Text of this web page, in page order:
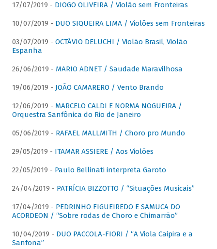
17/07/2019 - DIOGO OLIVEIRA / Violão sem Fronteiras
10/07/2019 - DUO SIQUEIRA LIMA / Violões sem Fronteiras
03/07/2019 - OCTÁVIO DELUCHI / Violão Brasil, Violão
Espanha
26/06/2019 - MARIO ADNET / Saudade Maravilhosa
19/06/2019 - JOÃO CAMARERO / Vento Brando
12/06/2019 - MARCELO CALDI E NORMA NOGUEIRA /
Orquestra Sanfônica do Rio de Janeiro
05/06/2019 - RAFAEL MALLMITH / Choro pro Mundo
29/05/2019 - ITAMAR ASSIERE / Aos Violões
22/05/2019 - Paulo Bellinati interpreta Garoto
24/04/2019 - PATRÍCIA BIZZOTTO / “Situações Musicais”
17/04/2019 - PEDRINHO FIGUEIREDO E SAMUCA DO
ACORDEON / “Sobre rodas de Choro e Chimarrão”
10/04/2019 - DUO PACCOLA-FIORI / “A Viola Caipira e a
Sanfona”